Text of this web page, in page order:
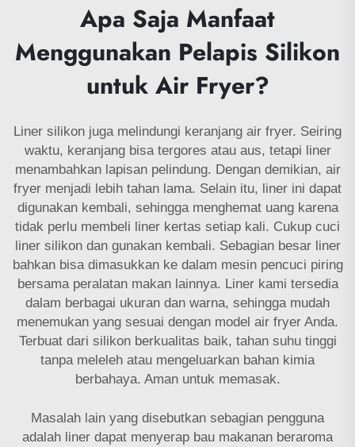
Apa Saja Manfaat
Menggunakan Pelapis Silikon
untuk Air Fryer?
Liner silikon juga melindungi keranjang air fryer. Seiring
waktu, keranjang bisa tergores atau aus, tetapi liner
menambahkan lapisan pelindung. Dengan demikian, air
fryer menjadi lebih tahan lama. Selain itu, liner ini dapat
digunakan kembali, sehingga menghemat uang karena
tidak perlu membeli liner kertas setiap kali. Cukup cuci
liner silikon dan gunakan kembali. Sebagian besar liner
bahkan bisa dimasukkan ke dalam mesin pencuci piring
bersama peralatan makan lainnya. Liner kami tersedia
dalam berbagai ukuran dan warna, sehingga mudah
menemukan yang sesuai dengan model air fryer Anda.
Terbuat dari silikon berkualitas baik, tahan suhu tinggi
tanpa meleleh atau mengeluarkan bahan kimia
berbahaya. Aman untuk memasak.
Masalah lain yang disebutkan sebagian pengguna
adalah liner dapat menyerap bau makanan beraroma